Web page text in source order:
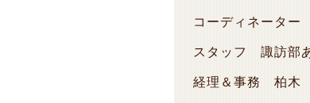
コーディネータ
スタッフ 諏訪部
経理＆事務 柏木